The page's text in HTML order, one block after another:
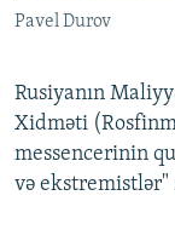
Pavel Durov
Rusiyanın
Xidməti
messencerinin
və ekstremistlər"